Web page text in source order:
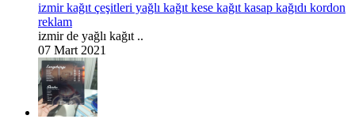
izmir kağıt çeşitleri yağlı kağıt kese kağıt kasap kağıdı kordon
reklam
izmir de yağlı kağıt ..
07 Mart 2021